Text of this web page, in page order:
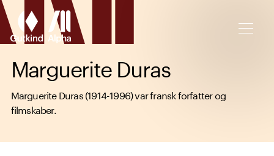
Spring til hovedindhold
Marguerite Duras
Marguerite Duras (1914-1996) var fransk forfatter og
filmskaber.